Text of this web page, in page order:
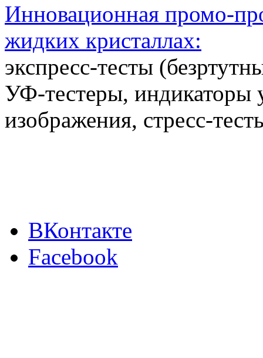
Инновационная промо-
жидких кристаллах:
экспресс-тесты
УФ-тестеры, индикаторы
изображения, стресс-
ВКонтакте
Facebook